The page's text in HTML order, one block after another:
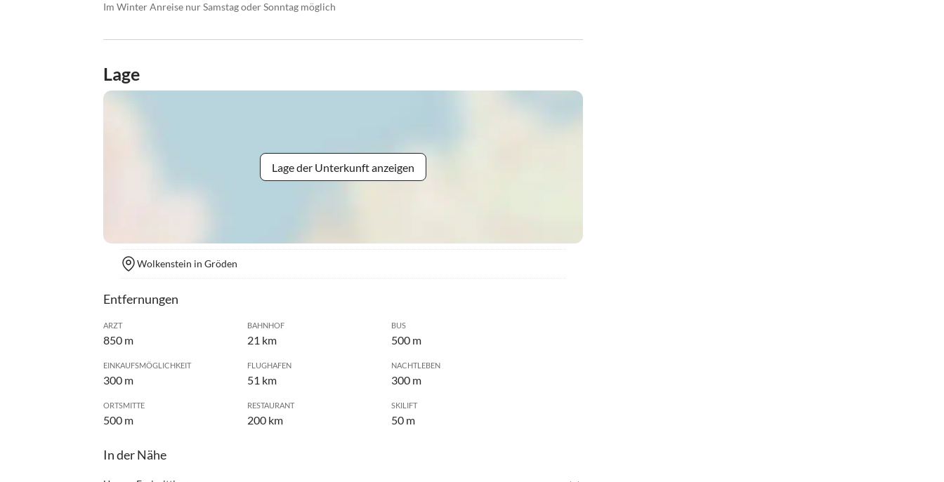
Im Winter Anreise nur Samstag oder Sonntag möglich
Lage
Lage der Unterkunft anzeigen
Wolkenstein in Gröden
Entfernungen
ARZT
850 m
BAHNHOF
21 km
BUS
500 m
EINKAUFSMÖGLICHKEIT
300 m
FLUGHAFEN
51 km
NACHTLEBEN
300 m
ORTSMITTE
500 m
RESTAURANT
200 km
SKILIFT
50 m
In der Nähe